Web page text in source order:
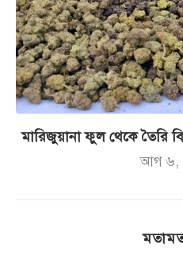
মারিজুয়ানা ফুল থেকে তৈরি
আগ ৬,